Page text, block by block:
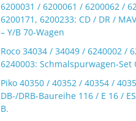
6200031 / 6200061 / 6200062 /
6200171, 6200233: CD / DR /
– Y/B 70-Wagen
Roco 34034 / 34049 / 6240002 /
6240003: Schmalspurwagen-Set
Piko 40350 / 40352 / 40354 /
DB-/DRB-Baureihe 116 / E 16 /
B.